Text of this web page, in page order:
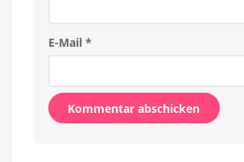
E-Mail *